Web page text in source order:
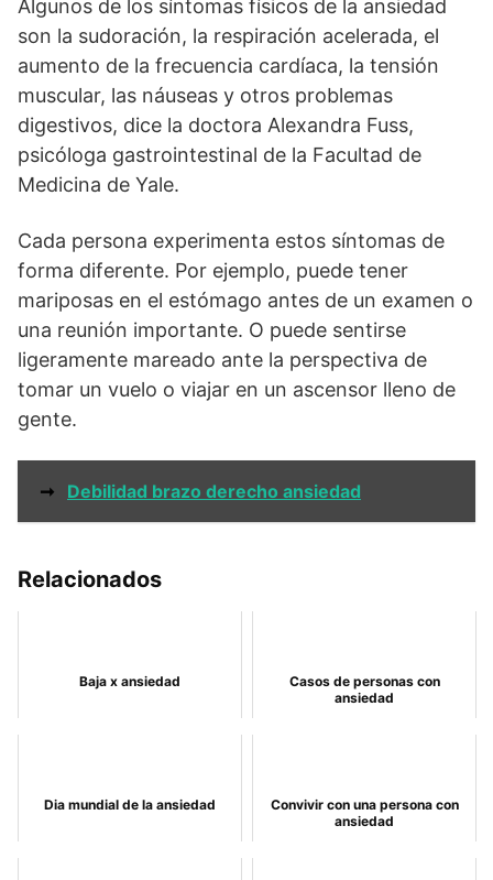
Algunos de los síntomas físicos de la ansiedad
son la sudoración, la respiración acelerada, el
aumento de la frecuencia cardíaca, la tensión
muscular, las náuseas y otros problemas
digestivos, dice la doctora Alexandra Fuss,
psicóloga gastrointestinal de la Facultad de
Medicina de Yale.
Cada persona experimenta estos síntomas de
forma diferente. Por ejemplo, puede tener
mariposas en el estómago antes de un examen o
una reunión importante. O puede sentirse
ligeramente mareado ante la perspectiva de
tomar un vuelo o viajar en un ascensor lleno de
gente.
➞ Debilidad brazo derecho ansiedad
Relacionados
Baja x ansiedad
Casos de personas con
ansiedad
Dia mundial de la ansiedad
Convivir con una persona con
ansiedad